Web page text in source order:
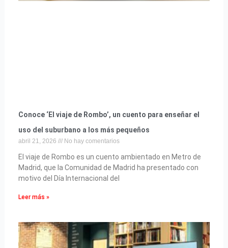
Conoce ‘El viaje de Rombo’, un cuento para enseñar el
uso del suburbano a los más pequeños
abril 21, 2026 No hay comentarios
El viaje de Rombo es un cuento ambientado en Metro de
Madrid, que la Comunidad de Madrid ha presentado con
motivo del Día Internacional del
Leer más »